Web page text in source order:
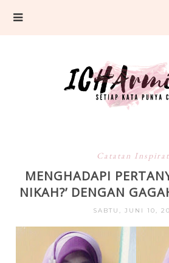
Catatan
MENGHADAPI
NIKAH?’ DENGAN
SABTU, JUNI 10,